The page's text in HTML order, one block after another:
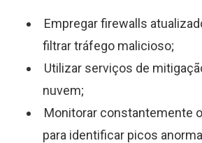
Empregar firewalls
filtrar tráfego malicioso;
Utilizar serviços de
nuvem;
Monitorar constantemente
para identificar picos